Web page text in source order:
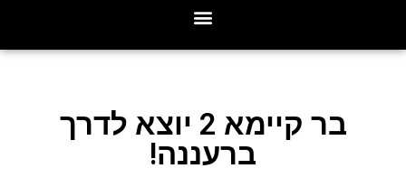
בר קיימא 2 יוצא לדרך
ברעננה!